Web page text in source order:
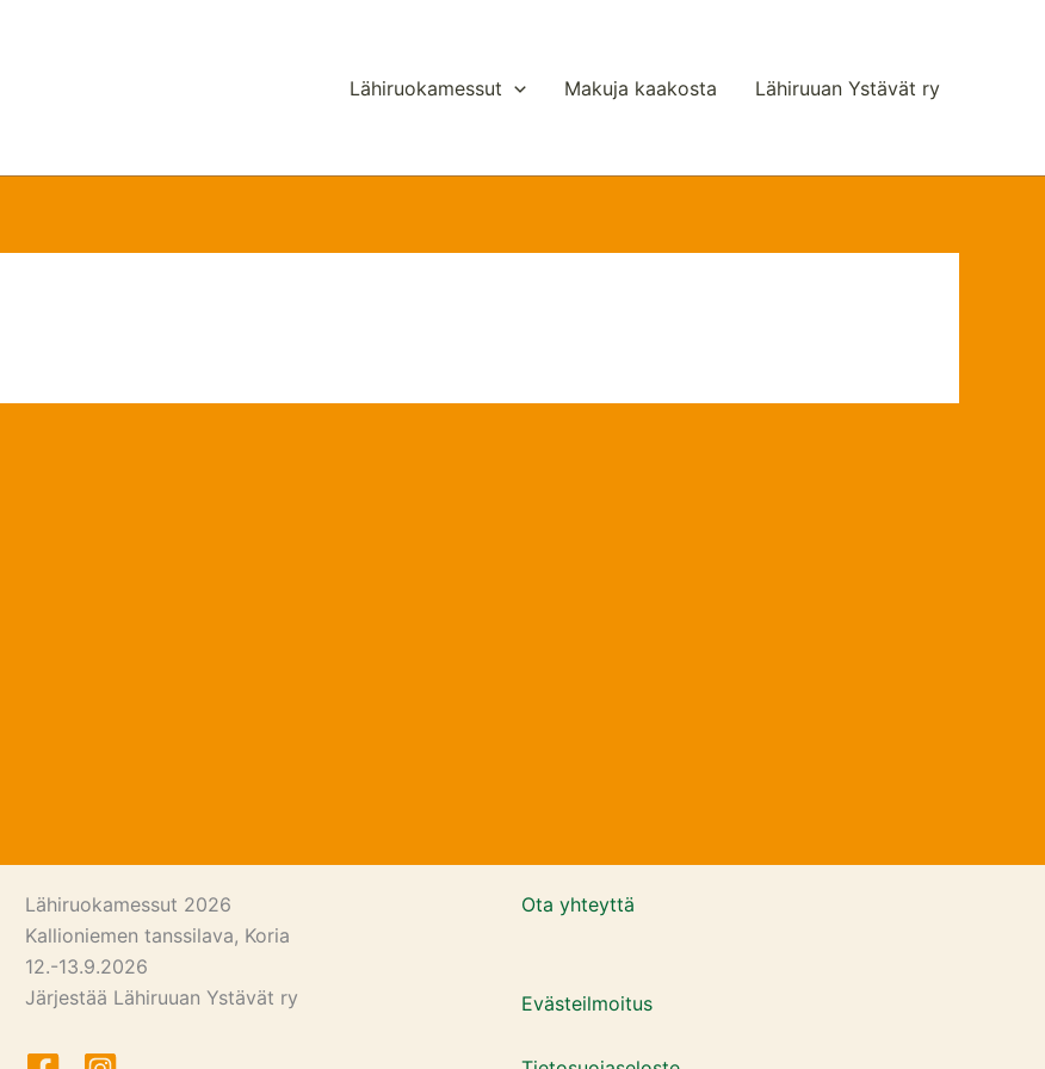
Lähiruokamessut Makuja kaakosta Lähiruuan Ystävät ry
Lähiruokamessut 2026
Kallioniemen tanssilava, Koria
12.-13.9.2026
Järjestää Lähiruuan Ystävät ry
Ota yhteyttä
Evästeilmoitus